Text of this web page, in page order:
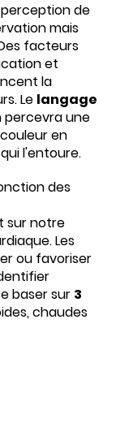
perception de
mais
facteurs
et
la
Le langage
percevra une
en
l'entoure.
des
sur notre
Les
ou favoriser
baser sur 3
chaudes